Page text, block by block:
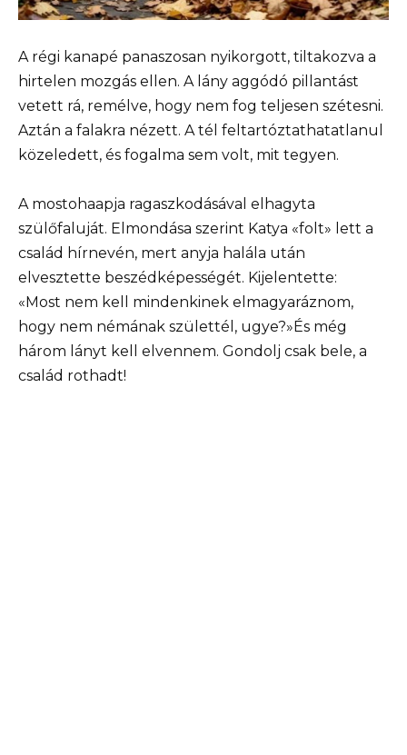
A régi kanapé panaszosan nyikorgott, tiltakozva a
hirtelen mozgás ellen. A lány aggódó pillantást
vetett rá, remélve, hogy nem fog teljesen szétesni.
Aztán a falakra nézett. A tél feltartóztathatatlanul
közeledett, és fogalma sem volt, mit tegyen.
A mostohaapja ragaszkodásával elhagyta
szülőfaluját. Elmondása szerint Katya «folt» lett a
család hírnevén, mert anyja halála után
elvesztette beszédképességét. Kijelentette:
«Most nem kell mindenkinek elmagyaráznom,
hogy nem némának születtél, ugye?»És még
három lányt kell elvennem. Gondolj csak bele, a
család rothadt!